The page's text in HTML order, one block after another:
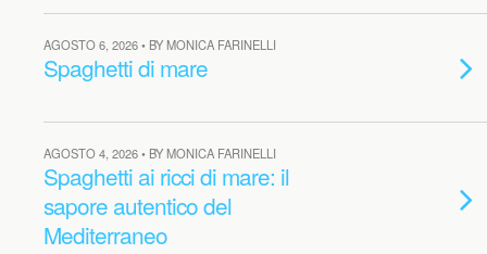
AGOSTO 6, 2026 • BY MONICA FARINELLI
Spaghetti di mare
AGOSTO 4, 2026 • BY MONICA FARINELLI
Spaghetti ai ricci di mare: il
sapore autentico del
Mediterraneo